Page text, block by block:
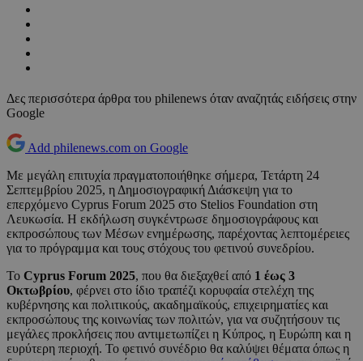
Δες περισσότερα άρθρα του philenews όταν αναζητάς ειδήσεις στην
Google
Add philenews.com on Google
Με μεγάλη επιτυχία πραγματοποιήθηκε σήμερα, Τετάρτη 24
Σεπτεμβρίου 2025, η Δημοσιογραφική Διάσκεψη για το
επερχόμενο Cyprus Forum 2025 στο Stelios Foundation στη
Λευκωσία. Η εκδήλωση συγκέντρωσε δημοσιογράφους και
εκπροσώπους των Μέσων ενημέρωσης, παρέχοντας λεπτομέρειες
για το πρόγραμμα και τους στόχους του φετινού συνεδρίου.
Το Cyprus Forum 2025, που θα διεξαχθεί από 1 έως 3
Οκτωβρίου, φέρνει στο ίδιο τραπέζι κορυφαία στελέχη της
κυβέρνησης και πολιτικούς, ακαδημαϊκούς, επιχειρηματίες και
εκπροσώπους της κοινωνίας των πολιτών, για να συζητήσουν τις
μεγάλες προκλήσεις που αντιμετωπίζει η Κύπρος, η Ευρώπη και η
ευρύτερη περιοχή. Το φετινό συνέδριο θα καλύψει θέματα όπως η